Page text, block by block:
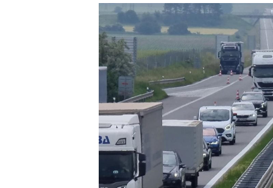
Český
mýtný
systém
čeká
zásadní
změna.
Stát
chce
ušetřit
stovky
milionů
ročně